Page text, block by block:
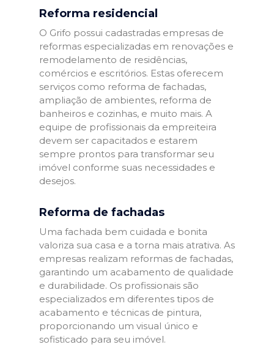
Reforma residencial
O Grifo possui cadastradas empresas de
reformas especializadas em renovações e
remodelamento de residências,
comércios e escritórios. Estas oferecem
serviços como reforma de fachadas,
ampliação de ambientes, reforma de
banheiros e cozinhas, e muito mais. A
equipe de profissionais da empreiteira
devem ser capacitados e estarem
sempre prontos para transformar seu
imóvel conforme suas necessidades e
desejos.
Reforma de fachadas
Uma fachada bem cuidada e bonita
valoriza sua casa e a torna mais atrativa. As
empresas realizam reformas de fachadas,
garantindo um acabamento de qualidade
e durabilidade. Os profissionais são
especializados em diferentes tipos de
acabamento e técnicas de pintura,
proporcionando um visual único e
sofisticado para seu imóvel.